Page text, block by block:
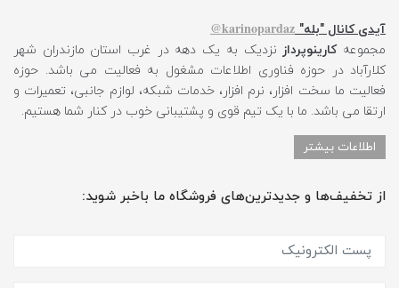
آیدی کانال "بله" karinopardaz@
مجموعهکارینوپرداز نزدیک به یک دهه در غرب استان مازندران شهر
کلارآباد در حوزه فناوری اطلاعات مشغول به فعالیت می باشد. حوزه
فعالیت ما سخت افزار، نرم افزار، خدمات شبکه، لوازم جانبی، تعمیرات و
ارتقا می باشد. ما با یک تیم قوی و پشتیبانی خوب در کنار شما هستیم.
اطلاعات بیشتر
از تخفیف‌ها و جدیدترین‌های فروشگاه ما باخبر شوید: